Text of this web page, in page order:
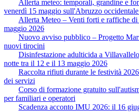
Allerta meteo: temporali, grandine e
venerdì 15 maggio sull'Abruzzo
Allerta Meteo – Venti forti e raffiche di
maggio 2026
Nuovo avviso pubblico – Progetto
nuovi tirocini
Disinfestazione adulticida a
notte tra il 12 e il 13 maggio 2026
Raccolta rifiuti durante le festività
dei servizi
Corso di formazione gratuito
per familiari e operatori
Scadenza acconto IMU 2026: il 16